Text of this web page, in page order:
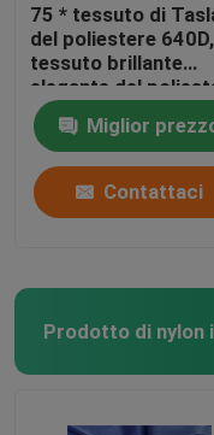
75 * tessuto di
del poliestere 640D,
tessuto brillante
elegante del
da 150 GSM
Miglior
Contattaci
Prodotto di nylon